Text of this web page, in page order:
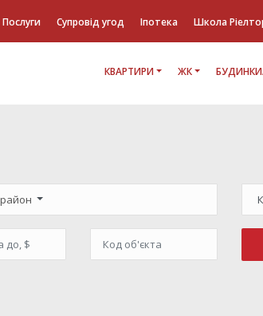
Послуги Супровід угод Іпотека Школа
КВАРТИРИ ЖК